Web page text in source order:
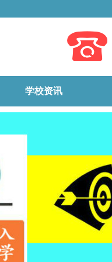
学校资讯